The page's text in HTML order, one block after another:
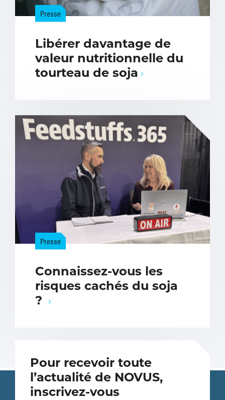
Presse
Libérer davantage de
valeur nutritionnelle du
tourteau de soja
Presse
Connaissez-vous les
risques cachés du soja
?
Pour recevoir toute
l’actualité de NOVUS,
inscrivez-vous